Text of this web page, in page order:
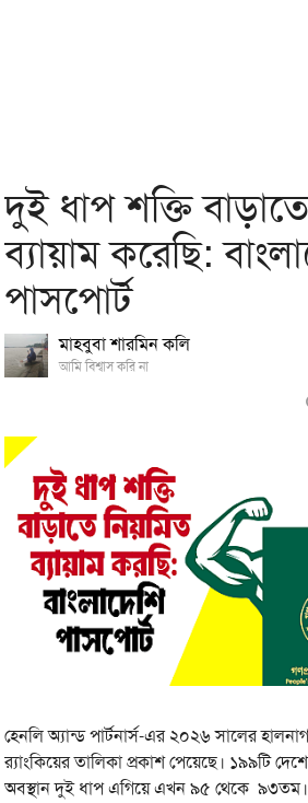
দুই ধাপ শক্তি
ব্যায়াম করেছি:
পাসপোর্ট
মাহবুবা শারমিন কলি
আমি বিশ্বাস করি না
হেনলি অ্যান্ড পার্টনার্স-এর ২০২৬ সালের
র‌্যাংকিয়ের তালিকা প্রকাশ পেয়েছে। ১৯৯টি
অবস্থান দুই ধাপ এগিয়ে এখন ৯৫ থেকে ৯৩তম।